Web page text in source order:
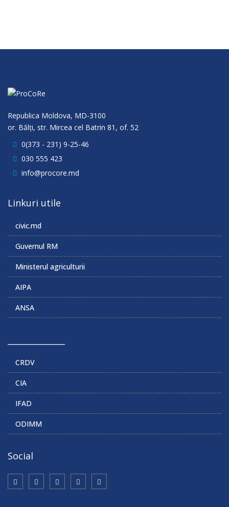
Republica Moldova, MD-3100
or. Bălţi, str. Mircea cel Batrin 81, of. 52
0(373 - 231) 9-25-46
030 555 423
info@procore.md
Linkuri utile
civic.md
Guvernul RM
Ministerul agriculturii
AIPA
ANSA
CRDV
CIA
IFAD
ODIMM
Social